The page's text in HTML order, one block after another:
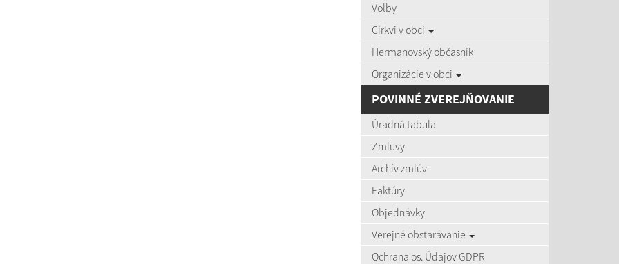
Voľby
Cirkvi v obci
Hermanovský občasník
Organizácie v obci
POVINNÉ ZVEREJŇOVANIE
Úradná tabuľa
Zmluvy
Archív zmlúv
Faktúry
Objednávky
Verejné obstarávanie
Ochrana os. Údajov GDPR